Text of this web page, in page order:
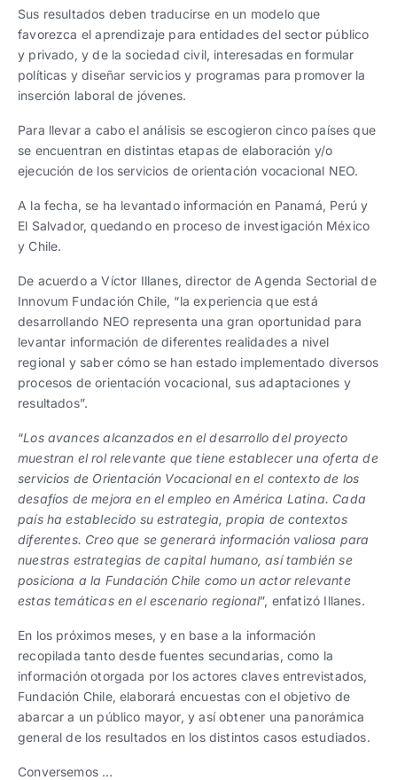
Sus resultados deben traducirse en un modelo que
favorezca el aprendizaje para entidades del sector público
y privado, y de la sociedad civil, interesadas en formular
políticas y diseñar servicios y programas para promover la
inserción laboral de jóvenes.
Para llevar a cabo el análisis se escogieron cinco países que
se encuentran en distintas etapas de elaboración y/o
ejecución de los servicios de orientación vocacional NEO.
A la fecha, se ha levantado información en Panamá, Perú y
El Salvador, quedando en proceso de investigación México
y Chile.
De acuerdo a Víctor Illanes, director de Agenda Sectorial de
Innovum Fundación Chile, “la experiencia que está
desarrollando NEO representa una gran oportunidad para
levantar información de diferentes realidades a nivel
regional y saber cómo se han estado implementado diversos
procesos de orientación vocacional, sus adaptaciones y
resultados”.
“Los avances alcanzados en el desarrollo del proyecto
muestran el rol relevante que tiene establecer una oferta de
servicios de Orientación Vocacional en el contexto de los
desafíos de mejora en el empleo en América Latina. Cada
país ha establecido su estrategia, propia de contextos
diferentes. Creo que se generará información valiosa para
nuestras estrategias de capital humano, así también se
posiciona a la Fundación Chile como un actor relevante
estas temáticas en el escenario regional”, enfatizó Illanes.
En los próximos meses, y en base a la información
recopilada tanto desde fuentes secundarias, como la
información otorgada por los actores claves entrevistados,
Fundación Chile, elaborará encuestas con el objetivo de
abarcar a un público mayor, y así obtener una panorámica
general de los resultados en los distintos casos estudiados.
Conversemos …